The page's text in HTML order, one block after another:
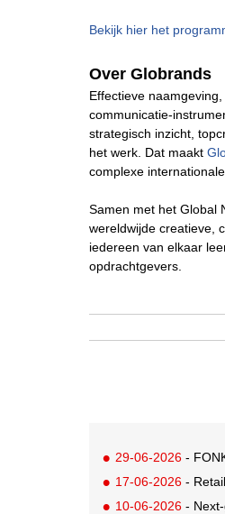
Bekijk hier het
Over Globrands
Effectieve
communicatie-
strategisch inzicht,
het werk. Dat maakt
complexe
Samen met het Global
wereldwijde creatieve,
iedereen van elkaar
opdrachtgevers.
29-06-2026 -
17-06-2026 -
10-06-2026 -